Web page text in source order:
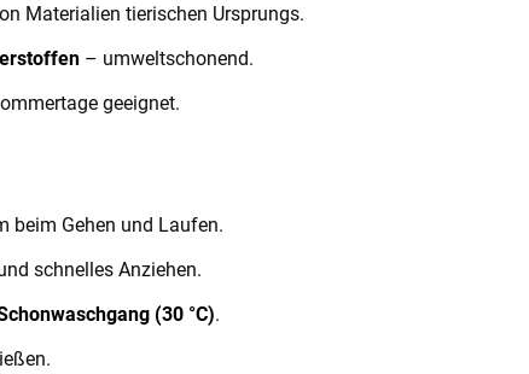
Materialien tierischen Ursprungs.
– umweltschonend.
geeignet.
beim Gehen und Laufen.
schnelles Anziehen.
(30 °C).